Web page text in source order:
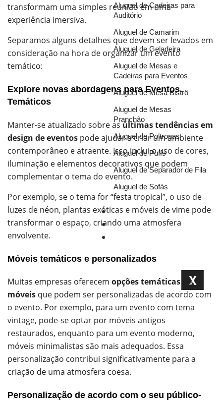
Aluguel de Cadeiras para
Auditório
Aluguel de Camarim
Aluguel de Geladeira
Aluguel de Mesas e
Cadeiras para Eventos
Aluguel de Mesa Bistrô
Aluguel de Mesas
Pranchão
Aluguel de Poltronas
Aluguel de Puffs
Aluguel de Separador de Fila
Aluguel de Sofás
Portfólio
Blog
X
transformam uma simples reunião em uma
experiência imersiva.
Separamos alguns detalhes que devem ser levados em
consideração na hora de organizar um evento
temático:
Explore novas abordagens para Eventos
Temáticos
Manter-se atualizado sobre asúltimas tendências em
design de eventos pode ajudar a criar um ambiente
contemporâneo e atraente. Isso inclui o uso de cores,
iluminação e elementos decorativos que podem
complementar o tema do evento.
Por exemplo, se o tema for “festa tropical”, o uso de
luzes de néon, plantas exóticas e móveis de vime pode
transformar o espaço, criando uma atmosfera
envolvente.
Móveis temáticos e personalizados
Muitas empresas oferecem opções temáticas de
móveis que podem ser personalizadas de acordo com
o evento. Por exemplo, para um evento com tema
vintage, pode-se optar por móveis antigos
restaurados, enquanto para um evento moderno,
móveis minimalistas são mais adequados. Essa
personalização contribui significativamente para a
criação de uma atmosfera coesa.
Personalização de acordo com o seu público-